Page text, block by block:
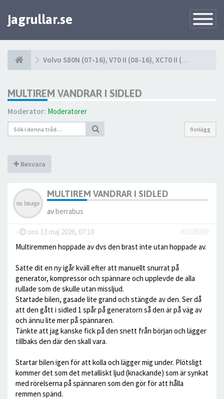
Toggle
jagrullar.se
Volvo S80N (07-16), V70 II (08-16), XC70 II (08-16)
MULTIREM VANDRAR I SIDLED
Moderator: Moderatorer
9 inlägg
Besvara
MULTIREM VANDRAR I SIDLED
avberrabus
- ons 13 maj 2026, 07:10
#1628909
Multiremmen hoppade av dvs den brast inte utan hoppade av.
Satte dit en ny igår kväll efter att manuellt snurrat på
generator, kompressor och spännare och upplevde de alla
rullade som de skulle utan missljud.
Startade bilen, gasade lite grand och stängde av den. Ser då
att den gått i sidled 1 spår på generatorn så den är på väg av
och ännu lite mer på spännaren.
Tänkte att jag kanske fick på den snett från början och lägger
tillbaks den där den skall vara.
Startar bilen igen för att kolla och lägger mig under. Plötsligt
kommer det som det metalliskt ljud (knackande) som är synkat
med rörelserna på spännaren som den gör för att hålla
remmen spänd.